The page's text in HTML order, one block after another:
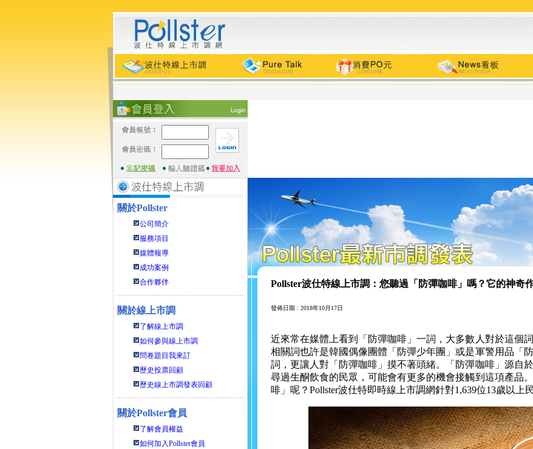
關於Pollster
公司簡介
服務項目
媒體報導
成功案例
合作夥伴
關於線上市調
了解線上市調
如何參與線上市調
問卷題目我來訂
歷史投票回顧
歷史線上市調發表回顧
關於Pollster會員
了解會員權益
如何加入Pollster會員
Pollster波仕特線上市調：您聽過「防彈咖啡」嗎？它的神奇
發佈日期 : 2018年10月17日
近來常在媒體上看到「防彈咖啡」一詞，大多數人對於這個
相關詞也許是韓國偶像團體「防彈少年團」或是軍警用品「
詞，更讓人對「防彈咖啡」摸不著頭緒。「防彈咖啡」源自
尋過生酮飲食的民眾，可能會有更多的機會接觸到這項產品
啡」呢？Pollster波仕特即時線上市調網針對1,639位13歲以上